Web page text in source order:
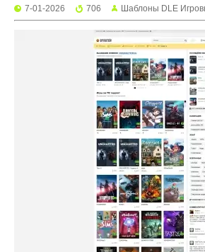
7-01-2026 706 Шаблоны DLE